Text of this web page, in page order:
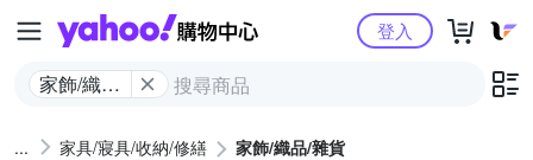
Yahoo購物中心
家飾/織品/
登入
家具/寢具/收納/修繕 家飾/織品/雜貨